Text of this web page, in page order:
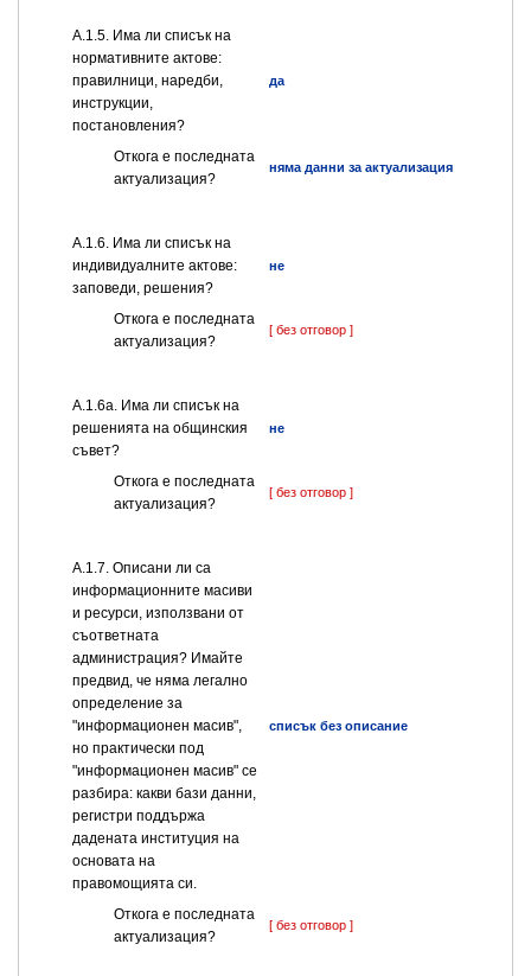
А.1.5. Има ли списък на
нормативните актове:
правилници, наредби,
инструкции,
постановления?
да
Откога е последната
актуализация?
няма данни за актуализация
А.1.6. Има ли списък на
индивидуалните актове:
заповеди, решения?
не
Откога е последната
актуализация?
[ без отговор ]
А.1.6а. Има ли списък на
решенията на общинския
съвет?
не
Откога е последната
актуализация?
[ без отговор ]
А.1.7. Описани ли са
информационните масиви
и ресурси, използвани от
съответната
администрация? Имайте
предвид, че няма легално
определение за
"информационен масив",
но практически под
"информационен масив" се
разбира: какви бази данни,
регистри поддържа
дадената институция на
основата на
правомощията си.
списък без описание
Откога е последната
актуализация?
[ без отговор ]